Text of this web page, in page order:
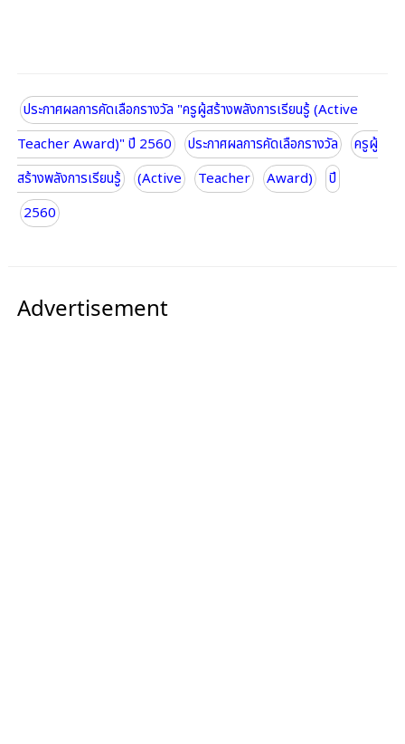
ประกาศผลการคัดเลือกรางวัล "ครูผู้สร้างพลังการเรียนรู้ (Active
Teacher Award)" ปี 2560
ประกาศผลการคัดเลือกรางวัล
ครูผู้
สร้างพลังการเรียนรู้
(Active Teacher Award)
ปี
2560
Advertisement